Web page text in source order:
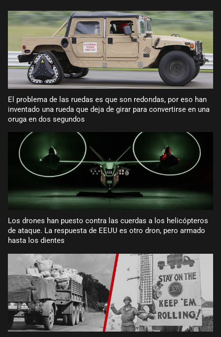
El problema de las ruedas es que son redondas, por eso han
inventado una rueda que deja de girar para convertirse en una
oruga en dos segundos
Los drones han puesto contra las cuerdas a los helicópteros
de ataque. La respuesta de EEUU es otro dron, pero armado
hasta los dientes